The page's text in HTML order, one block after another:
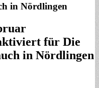
in Nördlingen
für Die
in Nördlingen